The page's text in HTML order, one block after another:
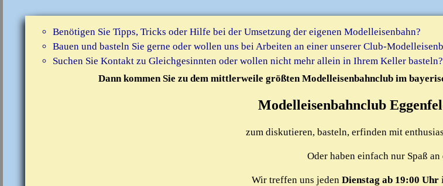
Benötigen Sie Tipps, Tricks oder Hilfe bei der Umsetzung der eigenen Modelleisenbahn?
Bauen und basteln Sie gerne oder wollen uns bei Arbeiten an einer unserer Club-
Suchen Sie Kontakt zu Gleichgesinnten oder wollen nicht mehr allein in Ihrem Keller basteln?
Dann kommen Sie zu dem mittlerweile größten Modelleisenbahnclub im
Modelleisenbahnclub
zum diskutieren, basteln, erfinden mit
Oder haben einfach nur Spaß an
Wir treffen uns jeden Dienstag ab 19:00 Uhr